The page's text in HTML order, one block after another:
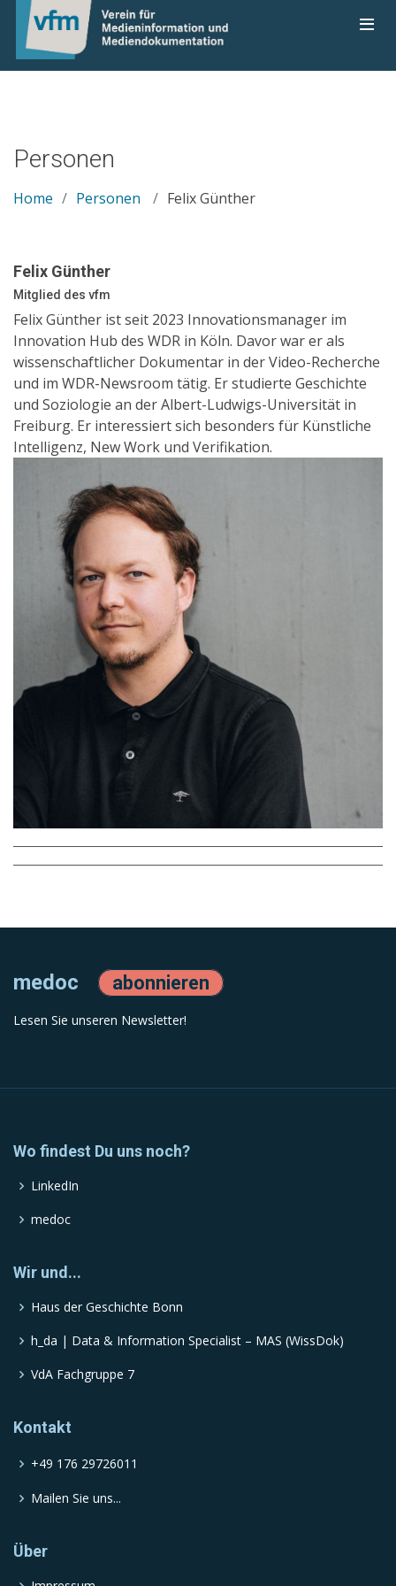
Personen
Home Personen Felix Günther
Felix Günther
Mitglied des vfm
Felix Günther ist seit 2023 Innovationsmanager im
Innovation Hub des WDR in Köln. Davor war er als
wissenschaftlicher Dokumentar in der Video-Recherche
und im WDR-Newsroom tätig. Er studierte Geschichte
und Soziologie an der Albert-Ludwigs-Universität in
Freiburg. Er interessiert sich besonders für Künstliche
Intelligenz, New Work und Verifikation.
medoc abonnieren
Lesen Sie unseren Newsletter!
Wo findest Du uns noch?
LinkedIn
medoc
Wir und...
Haus der Geschichte Bonn
h_da | Data & Information Specialist – MAS (WissDok)
VdA Fachgruppe 7
Kontakt
+49 176 29726011
Mailen Sie uns...
Über